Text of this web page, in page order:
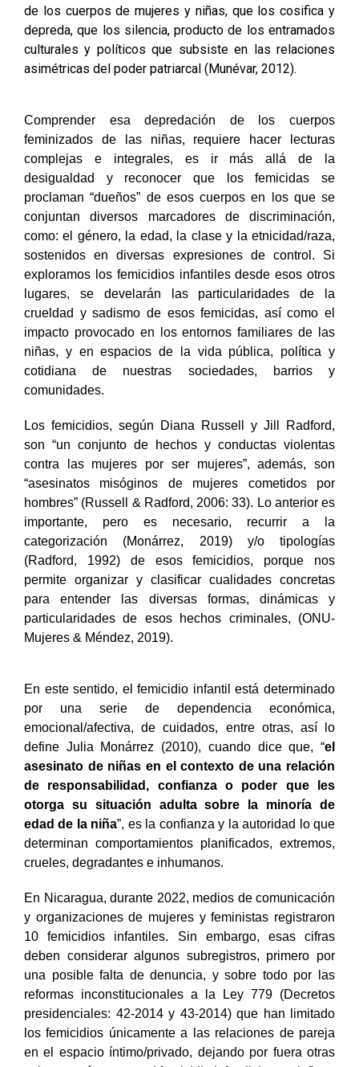
de los cuerpos de mujeres y niñas, que los cosifica y
depreda, que los silencia, producto de los entramados
culturales y políticos que subsiste en las relaciones
asimétricas del poder patriarcal (Munévar, 2012).
Comprender esa depredación de los cuerpos
feminizados de las niñas, requiere hacer lecturas
complejas e integrales, es ir más allá de la
desigualdad y reconocer que los femicidas se
proclaman “dueños” de esos cuerpos en los que se
conjuntan diversos marcadores de discriminación,
como: el género, la edad, la clase y la etnicidad/raza,
sostenidos en diversas expresiones de control. Si
exploramos los femicidios infantiles desde esos otros
lugares, se develarán las particularidades de la
crueldad y sadismo de esos femicidas, así como el
impacto provocado en los entornos familiares de las
niñas, y en espacios de la vida pública, política y
cotidiana de nuestras sociedades, barrios y
comunidades.
Los femicidios, según Diana Russell y Jill Radford,
son “un conjunto de hechos y conductas violentas
contra las mujeres por ser mujeres”, además, son
“asesinatos misóginos de mujeres cometidos por
hombres” (Russell & Radford, 2006: 33). Lo anterior es
importante, pero es necesario, recurrir a la
categorización (Monárrez, 2019) y/o tipologías
(Radford, 1992) de esos femicidios, porque nos
permite organizar y clasificar cualidades concretas
para entender las diversas formas, dinámicas y
particularidades de esos hechos criminales, (ONU-
Mujeres & Méndez, 2019).
En este sentido, el femicidio infantil está determinado
por una serie de dependencia económica,
emocional/afectiva, de cuidados, entre otras, así lo
define Julia Monárrez (2010), cuando dice que, “el
asesinato de niñas en el contexto de una relación
de responsabilidad, confianza o poder que les
otorga su situación adulta sobre la minoría de
edad de la niña”, es la confianza y la autoridad lo que
determinan comportamientos planificados, extremos,
crueles, degradantes e inhumanos.
En Nicaragua, durante 2022, medios de comunicación
y organizaciones de mujeres y feministas registraron
10 femicidios infantiles. Sin embargo, esas cifras
deben considerar algunos subregistros, primero por
una posible falta de denuncia, y sobre todo por las
reformas inconstitucionales a la Ley 779 (Decretos
presidenciales: 42-2014 y 43-2014) que han limitado
los femicidios únicamente a las relaciones de pareja
en el espacio íntimo/privado, dejando por fuera otras